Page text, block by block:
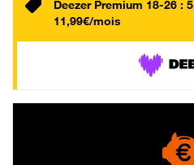
Deezer Premium 18-26 :
11,99€/mois